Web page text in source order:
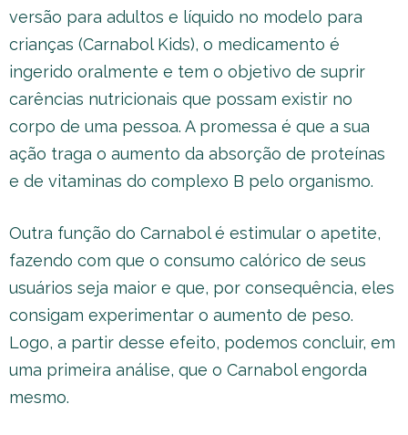
versão para adultos e líquido no modelo para
crianças (Carnabol Kids), o medicamento é
ingerido oralmente e tem o objetivo de suprir
carências nutricionais que possam existir no
corpo de uma pessoa. A promessa é que a sua
ação traga o aumento da absorção de proteínas
e de vitaminas do complexo B pelo organismo.
Outra função do Carnabol é estimular o apetite,
fazendo com que o consumo calórico de seus
usuários seja maior e que, por consequência, eles
consigam experimentar o aumento de peso.
Logo, a partir desse efeito, podemos concluir, em
uma primeira análise, que o Carnabol engorda
mesmo.